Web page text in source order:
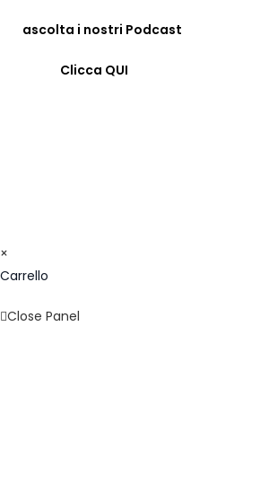
ascolta i nostri Podcast
Clicca QUI
×
Carrello
Close Panel